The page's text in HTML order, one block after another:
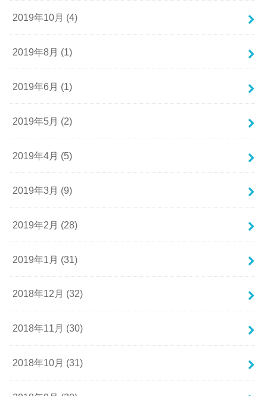
2019年10月 (4)
2019年8月 (1)
2019年6月 (1)
2019年5月 (2)
2019年4月 (5)
2019年3月 (9)
2019年2月 (28)
2019年1月 (31)
2018年12月 (32)
2018年11月 (30)
2018年10月 (31)